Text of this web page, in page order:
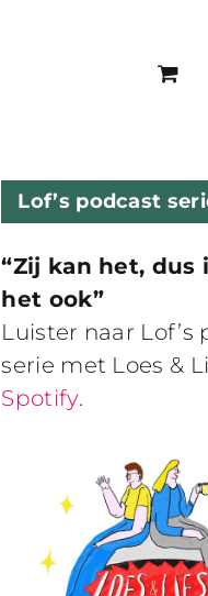
Lof’s podcast
“Zij kan het, dus
het ook”
Luister naar Lof’s
serie met Loes &
Spotify.